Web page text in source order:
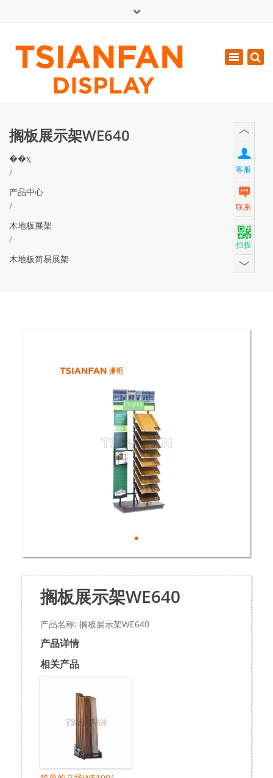
周一 - 周六: 7:00 - 17:00
0086-13365904989
Toggle
搁板展示架WE640
��ҳ
/
产品中心
/
木地板展架
/
木地板简易展架
搁板展示架WE640
产品名称: 搁板展示架WE640
产品详情
相关产品
客服
联系
扫描